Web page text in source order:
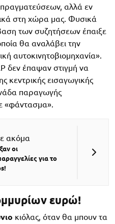
αλλά εν
στη χώρα μας. Φυσικά
των συζητήσεων έπαιξε
θα αναλάβει την
αυτοκινητοβιομηχανία».
δεν έπαψαν στιγμή να
κεντρικής εισαγωγικής
παραγωγής
«φάντασμα».
ακόμα
οι
για το
ευρώ!
κιόλας, όταν θα μπουν τα